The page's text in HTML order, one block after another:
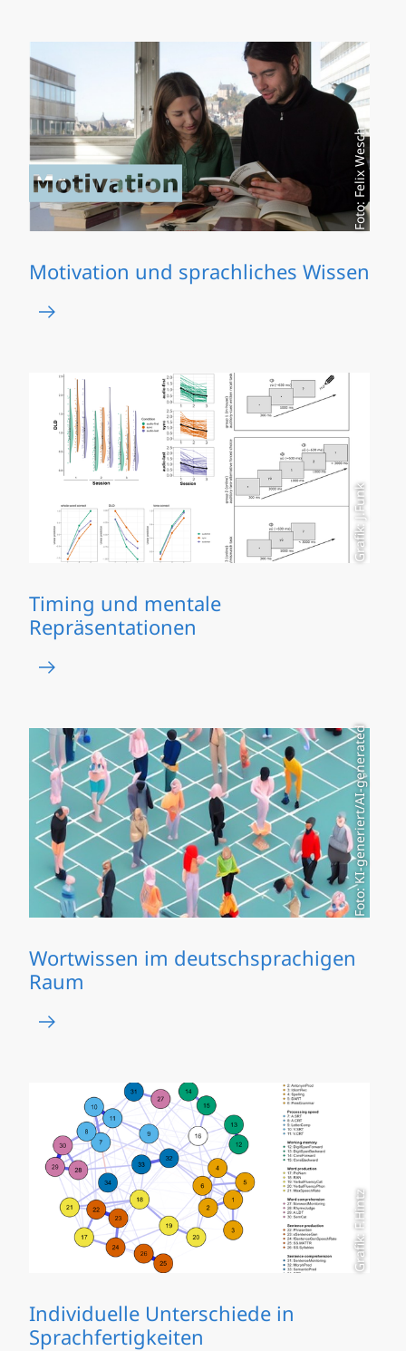
Foto: Felix Wesch
Motivation und sprachliches Wissen
Grafik: J.Funk
Timing und mentale
Repräsentationen
Foto: KI-generiert/AI-generated
Wortwissen im deutschsprachigen
Raum
Grafik: F.Hintz
Individuelle Unterschiede in
Sprachfertigkeiten